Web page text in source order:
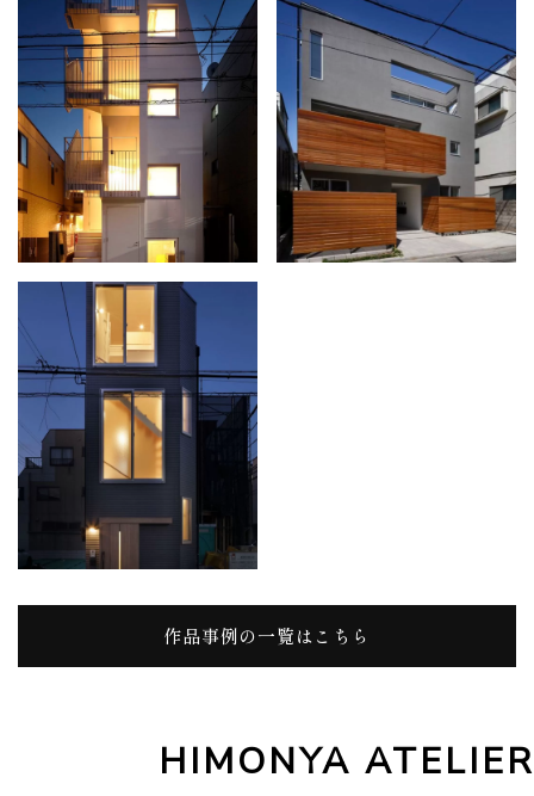
作品事例の一覧はこちら
HIMONYA ATELIER